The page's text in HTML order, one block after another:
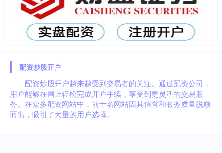
配资炒股开户
配资炒股开户越来越受到交易者的关注。通过配资公司，
用户能够在网上轻松完成开户手续，享受到更灵活的交易服
务。在众多配资网站中，前十名网站因其信誉和服务质量脱颖
而出，吸引了大量的用户选择。